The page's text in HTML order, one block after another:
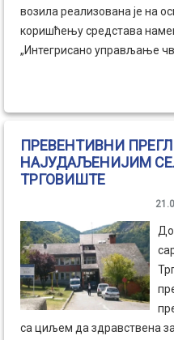
возила реализована је на
коришћењу средстава
„Интегрисано управљање
закљученог између
Републике Србије
Општине Трговиште.
ПРЕВЕНТИВНИ
НАЈУДАЉЕНИЈИМ
ТРГОВИШТЕ
са циљем да здравствена